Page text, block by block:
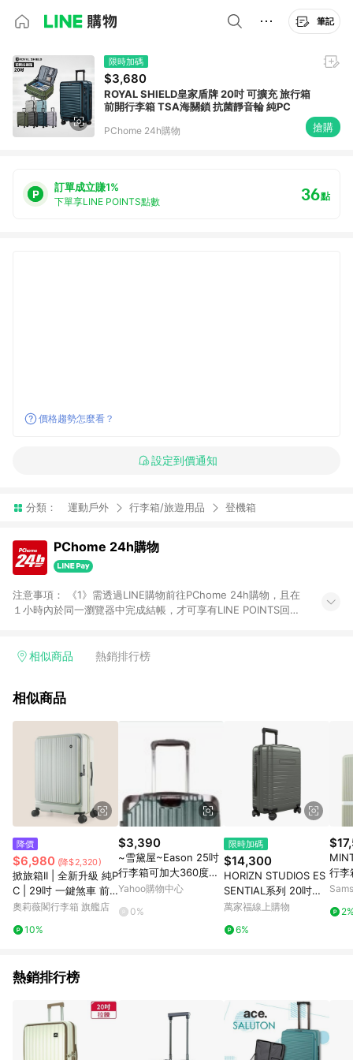
筆記
限時加碼
$3,680
ROYAL SHIELD皇家盾牌 20吋 可擴充 旅行箱
前開行李箱 TSA海關鎖 抗菌靜音輪 純PC
PChome 24h購物 搶購
訂單成立賺1%
下單享LINE POINTS點數 36點
價格趨勢怎麼看？
設定到價通知
分類： 運動戶外 行李箱/旅遊用品 登機箱
PChome 24h購物
注意事項： 《1》需透過LINE購物前往PChome 24h購物，且在
１小時內於同一瀏覽器中完成結帳，才可享有LINE POINTS回饋
在點數回饋範圍內。 《3》如取消訂單、退貨、購物中登出
品、票券、訂閱方案、PChome儲值商品、企業專區/企業採購、
值點數、點數/禮物卡 [2025/2/16起適用] - 票券全品項
[2026/6/2起適用] 《5》回饋點數的計算將會排除【訂單活動折
扣 (含折價券折扣)】、【P幣扣抵】、【現金積點扣抵】及【訂單
運費】等金額。 《6》符合LINE POINTS回饋資格之訂單將於商
家訂單頁面標示「LINE回饋」，若無此標示則 不符合回饋LINE
POINTS點數資格亦不得使用點數紅包 。 《7》LINE購物設有
「單一商品最高回饋點數」機制 (特殊活動時開放「回饋無上
限」)，以同一訂單中同一商品不論件數計算，並依訂單成立時間
當下LINE購物所設定的回饋機制為準。 《8》LINE購物為購物資
訊整合性平台，商品資料更新會有時間差，如顯示之商品規格、
顏色、價位、贈品與PChome 24h購物銷售網頁不符，以銷售網
頁標示為準！
相似商品 熱銷排行榜
相似商品
降價
$6,980 (降$2,320)
掀旅箱II | 全新升級 純P
C | 29吋 一鍵煞車 前
開式行李箱【旅行箱/
箱】
奧莉薇閣行李箱 旗艦店
10%
$3,390
~雪黛屋~Eason 25吋
行李箱可加大360度旋
轉避震飛機輪防撞護角
U009
Yahoo購物中心
0%
限時加碼
$14,300
HORIZN STUDIOS ES
SENTIAL系列 20吋登
機箱H5 (龍舌蘭綠)
萬家福線上購物
6%
行李
熱銷排行榜